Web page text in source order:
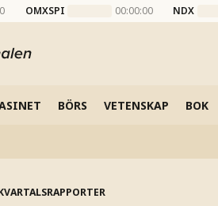
OMXSPI 00:00:00 NDX
BÖRS VETENSKAP BOK